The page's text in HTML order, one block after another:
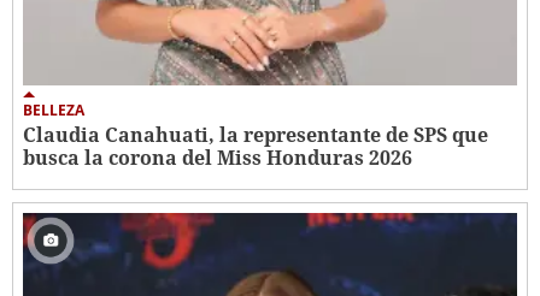
BELLEZA
Claudia Canahuati, la representante de SPS que
busca la corona del Miss Honduras 2026